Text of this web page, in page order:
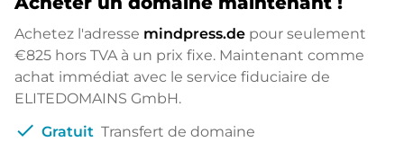
Achetez l'adresse mindpress.de pour seulement
€825 hors TVA à un prix fixe. Maintenant comme
achat immédiat avec le service fiduciaire de
ELITEDOMAINS GmbH.
check Gratuit Transfert de domaine